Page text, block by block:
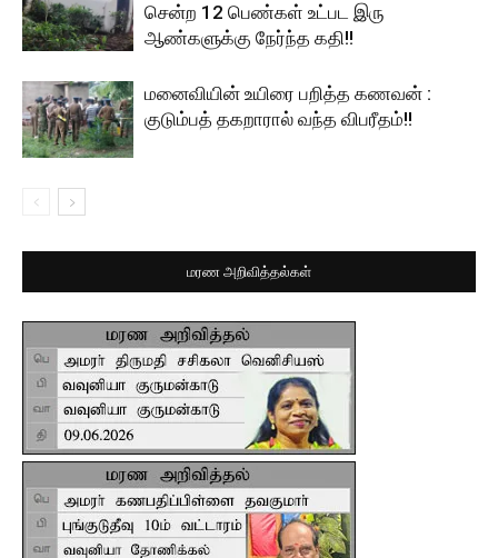
சென்ற 12 பெண்கள் உட்பட இரு
ஆண்களுக்கு நேர்ந்த கதி!!
மனைவியின் உயிரை பறித்த கணவன் :
குடும்பத் தகறாரால் வந்த விபரீதம்!!
மரண அறிவித்தல்கள்